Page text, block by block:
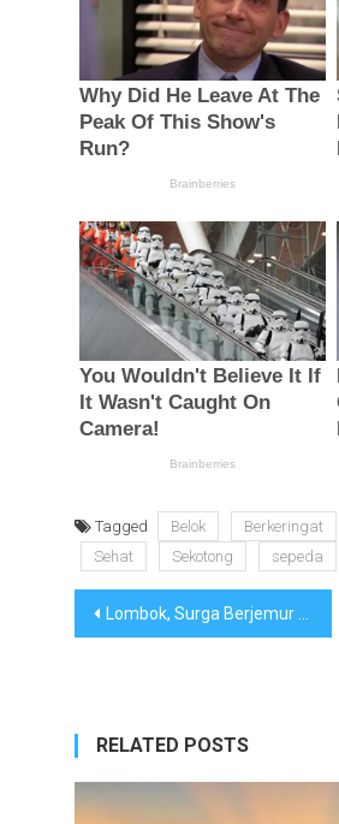
Tagged Belok Berkeringat
Sehat
Sekotong sepeda
Navigasi
Lombok, Surga Berjemur Para Bule
RELATED POSTS